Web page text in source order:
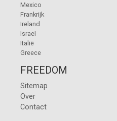
Mexico
Frankrijk
Ireland
Israel
Italië
Greece
FREEDOM
Sitemap
Over
Contact